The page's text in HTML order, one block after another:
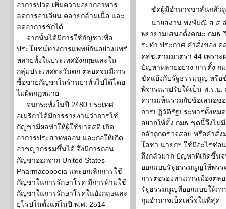
อาการปวด เพิ่มความอยากอาหาร
ลดการอาเจียน คลายกล้ามเนื้อ และ
ลดอาการชักได้
จากนั้นได้มีการใช้กัญชาเพื่อ
ประโยชน์ทางการแพทย์กันอย่างแพร่
หลายทั้งในประเทศอังกฤษและใน
กลุ่มประเทศตะวันตก ตลอดจนมีการ
ซื้อขายกัญชาในร้านยาทั่วไปได้โดย
ไม่ผิดกฎหมาย
จนกระทั่งในปี 2480 ประเทศ
อเมริกาได้มีการรายงานว่าการใช้
กัญชามีผลทำให้ผู้ใช้ขาดสติ เกิด
อาการประสาทหลอน และก่อให้เกิด
อาชญากรรมขึ้นได้ จึงมีการถอน
กัญชาออกจาก United States
Pharmacopoeia และยกเลิกการใช้
กัญชาในการรักษาโรค มีการห้ามใช้
กัญชาในการรักษาโรคในอังกฤษและ
ยุโรปในตั้งแต่ในปี พ.ศ. 2514
ซัดผู้มีอำนาจขาสั่นกลัว
นายสงวน พงษ์มณี ส.ส.
พยายามเสนอตั้งคณะ กมธ
ระทำ ประกาศ คำสั่งของ
คสช.ตามมาตรา 44 เพราะ
ปัญหาหลายอย่าง การตั้ง ก
ขัดแย้งกับรัฐธรรมนูญ หรือ
พิจารณาปรับให้เป็น พ.ร.บ
ความเห็นร่วมกับข้อเสนอข
การปฏิวัติรัฐประหารทั้งห
อยากให้ตั้ง กมธ.ชุดนี้จึงไม่
กลัวถูกตรวจสอบ หรือคำสั่
โอชา นายกฯ ใช้มีอะไรซ่อ
ถึงกลัวมาก ปัญหาที่เกิดขึ้น
ออกแบบรัฐธรรมนูญให้พรร
การต่อรองทางการเมืองตล
รัฐธรรมนูญที่ออกแบบให้กา
กุมอำนาจเบ็ดเสร็จในที่สุด